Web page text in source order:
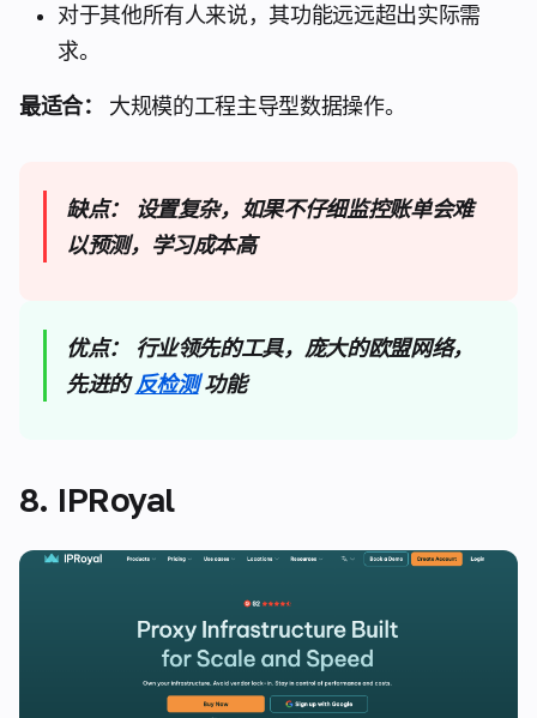
对于其他所有人来说，其功能远远超出实际需
求。
最适合： 大规模的工程主导型数据操作。
缺点：
设置复杂，如果不仔细监控账单会难
以预测，学习成本高
优点：
行业领先的工具，庞大的欧盟网络，
先进的反检测功能
8. IPRoyal